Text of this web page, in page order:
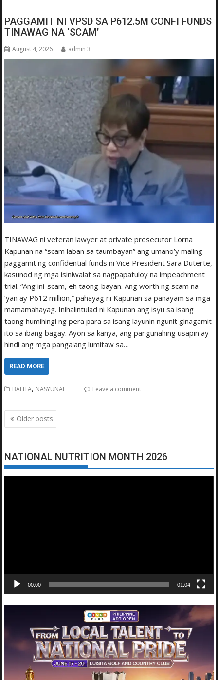
PAGGAMIT NI VPSD SA P612.5M CONFI FUNDS
TINAWAG NA ‘SCAM’
August 4, 2026 admin 3
TINAWAG ni veteran lawyer at private prosecutor Lorna
Kapunan na “scam laban sa taumbayan” ang umano’y maling
paggamit ng confidential funds ni Vice President Sara Duterte,
kasunod ng mga isiniwalat sa nagpapatuloy na impeachment
trial. “Ang ini-scam, eh taong-bayan. Ang worth ng scam na
‘yan ay P612 million,” pahayag ni Kapunan sa panayam sa mga
mamamahayag. Inihalintulad ni Kapunan ang isyu sa isang
taong humihingi ng pera para sa isang layunin ngunit ginagamit
ito sa ibang bagay. Ayon sa kanya, ang pangunahing usapin ay
hindi ang mga pangalang lumitaw sa…
READ MORE
BALITA, NASYUNAL Leave a comment
Posts
navigation
Older posts
NATIONAL NUTRITION MONTH 2026
00:00 01:04